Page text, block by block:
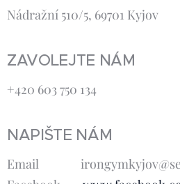
Nádražní 510/5, 69701 Kyjov
ZAVOLEJTE NÁM
+420 603 750 134
NAPIŠTE NÁM
Email